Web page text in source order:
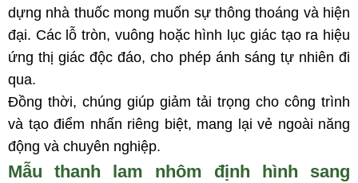
dựng nhà thuốc mong muốn sự thông thoáng và hiện
đại. Các lỗ tròn, vuông hoặc hình lục giác tạo ra hiệu
ứng thị giác độc đáo, cho phép ánh sáng tự nhiên đi
qua.
Đồng thời, chúng giúp giảm tải trọng cho công trình
và tạo điểm nhấn riêng biệt, mang lại vẻ ngoài năng
động và chuyên nghiệp.
Mẫu thanh lam nhôm định hình sang